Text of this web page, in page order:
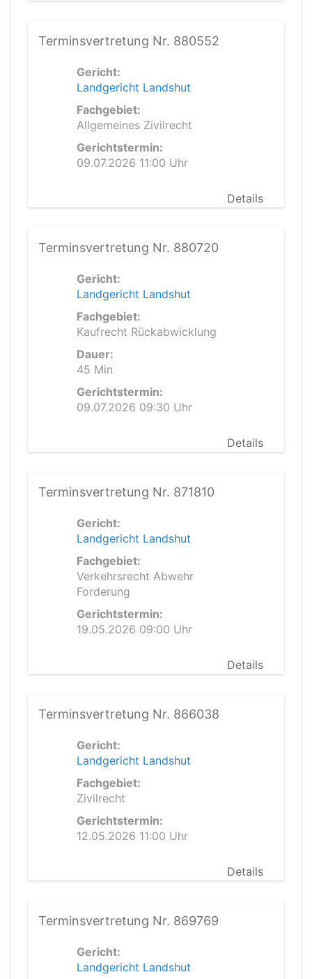
Terminsvertretung Nr. 880552
Gericht:
Landgericht Landshut
Fachgebiet:
Allgemeines Zivilrecht
Gerichtstermin:
09.07.2026 11:00 Uhr
Details
Terminsvertretung Nr. 880720
Gericht:
Landgericht Landshut
Fachgebiet:
Kaufrecht Rückabwicklung
Dauer:
45 Min
Gerichtstermin:
09.07.2026 09:30 Uhr
Details
Terminsvertretung Nr. 871810
Gericht:
Landgericht Landshut
Fachgebiet:
Verkehrsrecht Abwehr
Forderung
Gerichtstermin:
19.05.2026 09:00 Uhr
Details
Terminsvertretung Nr. 866038
Gericht:
Landgericht Landshut
Fachgebiet:
Zivilrecht
Gerichtstermin:
12.05.2026 11:00 Uhr
Details
Terminsvertretung Nr. 869769
Gericht:
Landgericht Landshut